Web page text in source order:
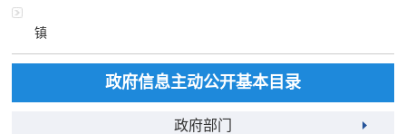
镇
政府信息主动公开基本目录
政府部门